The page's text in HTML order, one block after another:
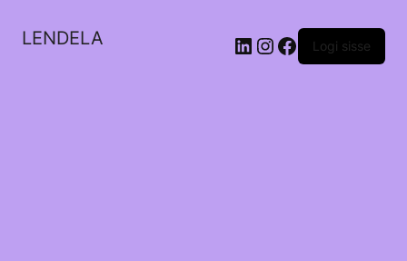
LENDELA LinkedIn
Instagram
Facebook
Logi sisse